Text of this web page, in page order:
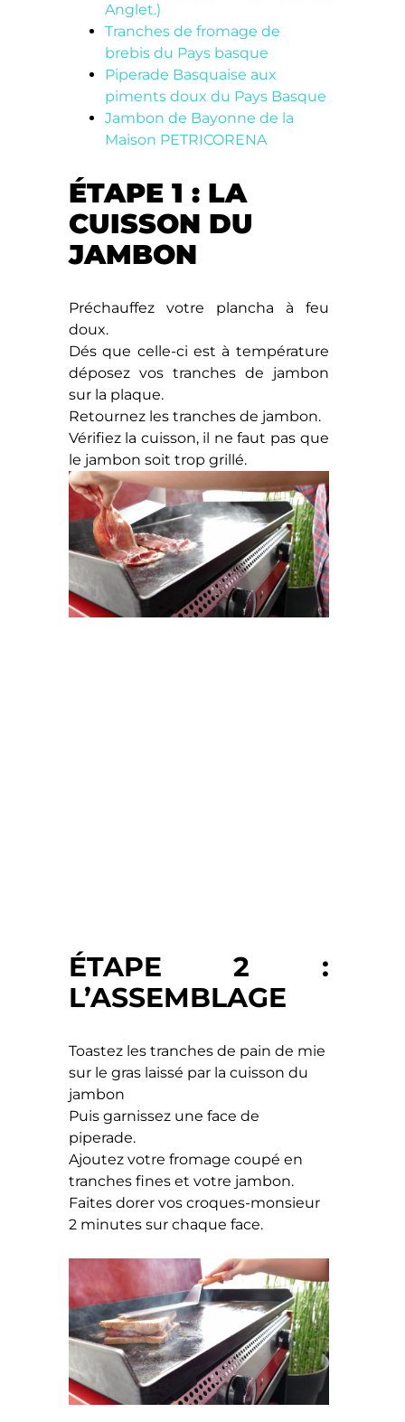
Anglet.)
Tranches de fromage de
brebis du Pays basque
Piperade Basquaise aux
piments doux du Pays Basque
Jambon de Bayonne de la
Maison PETRICORENA
ÉTAPE 1 : LA
CUISSON DU
JAMBON
Préchauffez votre plancha à feu
doux.
Dés que celle-ci est à température
déposez vos tranches de jambon
sur la plaque.
Retournez les tranches de jambon.
Vérifiez la cuisson, il ne faut pas que
le jambon soit trop grillé.
ÉTAPE 2 :
L’ASSEMBLAGE
Toastez les tranches de pain de mie
sur le gras laissé par la cuisson du
jambon
Puis garnissez une face de
piperade.
Ajoutez votre fromage coupé en
tranches fines et votre jambon.
Faites dorer vos croques-monsieur
2 minutes sur chaque face.